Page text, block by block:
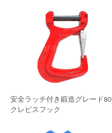
安全ラッチ付き鍛造グレード80
クレビスフック